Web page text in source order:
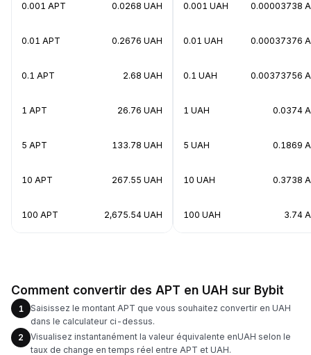
0.001 APT 0.0268 UAH
0.01 APT 0.2676 UAH
0.1 APT 2.68 UAH
1 APT 26.76 UAH
5 APT 133.78 UAH
10 APT 267.55 UAH
100 APT 2,675.54 UAH
0.001 UAH 0.00003738
0.01 UAH 0.00037376
0.1 UAH 0.00373756
1 UAH 0.0374
5 UAH 0.1869
10 UAH 0.3738
100 UAH 3.74
Comment convertir des APT en UAH sur Bybit
1
Saisissez le montant APT que vous souhaitez convertir en UAH
dans le calculateur ci-dessus.
2
Visualisez instantanément la valeur équivalente enUAH selon le
taux de change en temps réel entre APT et UAH.